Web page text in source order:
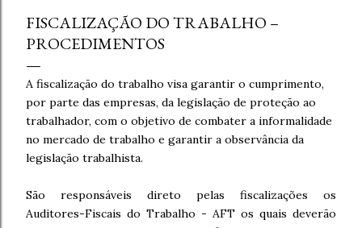
FISCALIZAÇÃO DO TRABALHO –
PROCEDIMENTOS
A fiscalização do trabalho visa garantir o cumprimento,
por parte das empresas, da legislação de proteção ao
trabalhador, com o objetivo de combater a informalidade
no mercado de trabalho e garantir a observância da
legislação trabalhista.
São responsáveis direto pelas fiscalizações os
Auditores-Fiscais do Trabalho - AFT os quais deverão